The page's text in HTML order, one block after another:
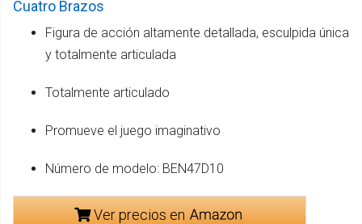
Cuatro Brazos
Figura de acción altamente detallada, esculpida única
y totalmente articulada
Totalmente articulado
Promueve el juego imaginativo
Número de modelo: BEN47D10
Ver precios en